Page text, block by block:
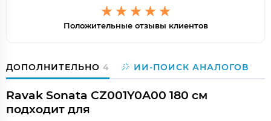
Положительные отзывы клиентов
ДОПОЛНИТЕЛЬНО 4 ИИ-ПОИСК АНАЛОГОВ
Ravak Sonata CZ001Y0A00 180 см
подходит для